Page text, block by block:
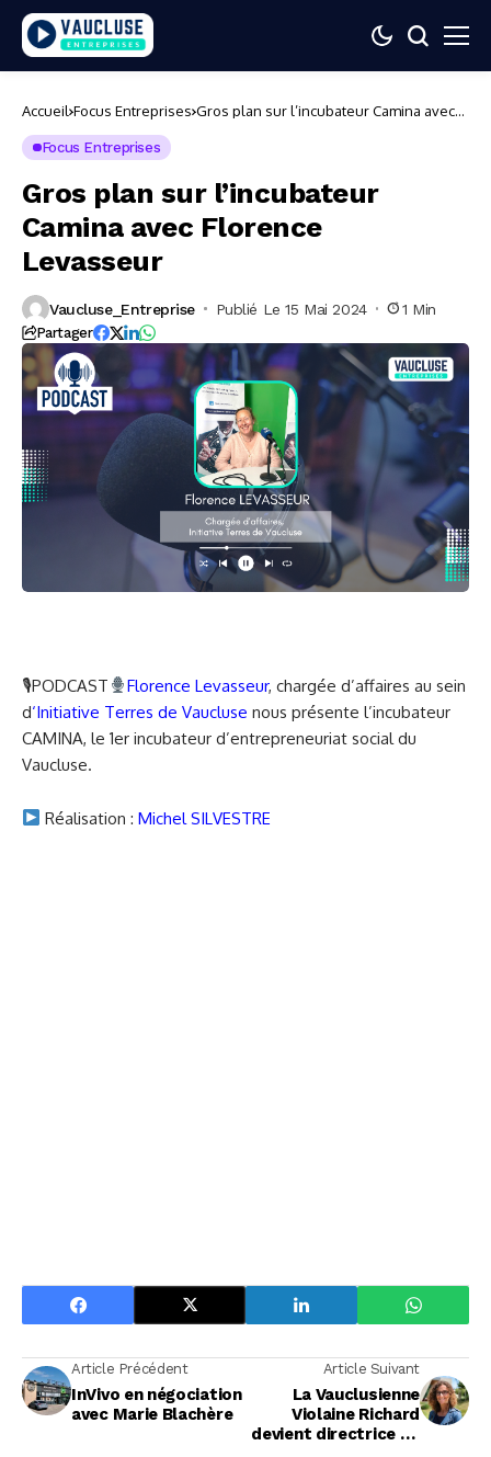
Accueil Focus Entreprises Gros plan sur l’incubateur Camina avec
Focus Entreprises
Gros plan sur l’incubateur
Camina avec Florence
Levasseur
Vaucluse_Entreprise Publié Le 15 Mai 2024 1 Min
Partager
🎙PODCAST Florence Levasseur, chargée d’affaires au sein
d‘Initiative Terres de Vaucluse nous présente l’incubateur
CAMINA, le 1er incubateur d’entrepreneuriat social du
Vaucluse.
Réalisation :Michel SILVESTRE
Article Précédent
InVivo en négociation
avec Marie Blachère
Article Suivant
La Vauclusienne
Violaine Richard
devient directrice de